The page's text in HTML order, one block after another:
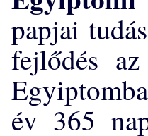
papjai
fejlődés
év 365